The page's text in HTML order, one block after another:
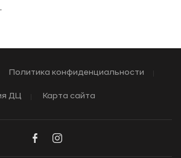
Политика конфиденциальности
ДЦ Карта сайта